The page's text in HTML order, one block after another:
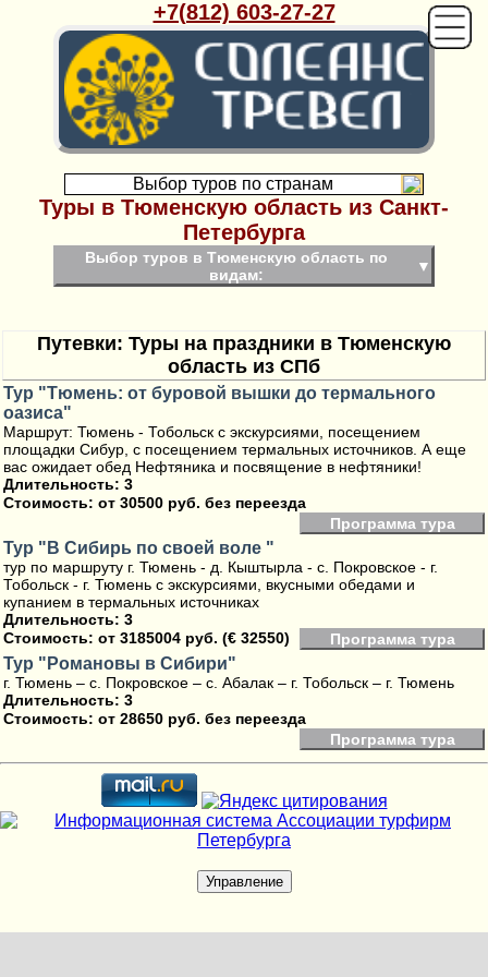
+7(812) 603-27-27
Выбор туров по странам
Туры в Тюменскую область из Санкт-
Петербурга
Выбор туров в Тюменскую область по
видам:
▼
Путевки: Туры на праздники в Тюменскую
область из СПб
Тур "Тюмень: от буровой вышки до термального
оазиса"
Маршрут: Тюмень - Тобольск с экскурсиями, посещением
площадки Сибур, с посещением термальных источников. А еще
вас ожидает обед Нефтяника и посвящение в нефтяники!
Длительность: 3
Стоимость: от 30500 руб. без переезда
Программа тура
Тур "В Сибирь по своей воле​ "
тур по маршруту г. Тюмень - д. Кыштырла - с. Покровское - г.
Тобольск - г. Тюмень с экскурсиями, вкусными обедами и
купанием в термальных источниках
Длительность: 3
Стоимость: от 3185004 руб. (€ 32550) Программа тура
Тур "Романовы в Сибири"
г. Тюмень – с. Покровское – с. Абалак – г. Тобольск – г. Тюмень
Длительность: 3
Стоимость: от 28650 руб. без переезда
Программа тура